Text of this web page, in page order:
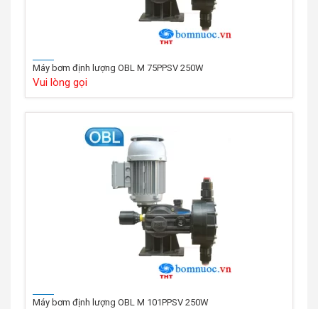
Máy bơm định lượng OBL M 75PPSV 250W
Vui lòng gọi
Máy bơm định lượng OBL M 101PPSV 250W